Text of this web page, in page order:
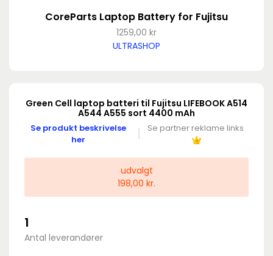
CoreParts Laptop Battery for Fujitsu
1259,00 kr
ULTRASHOP
Green Cell laptop batteri til Fujitsu LIFEBOOK A514
A544 A555 sort 4400 mAh
Se produkt beskrivelse
her
Se partner reklame links
udvalgt
198,00 kr.
1
Antal leverandører